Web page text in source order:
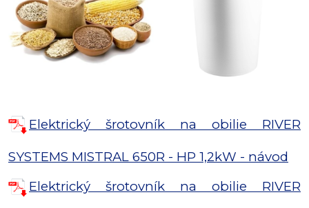
Elektrický šrotovník na obilie RIVER
SYSTEMS MISTRAL 650R - HP 1,2kW - návod
Elektrický šrotovník na obilie RIVER